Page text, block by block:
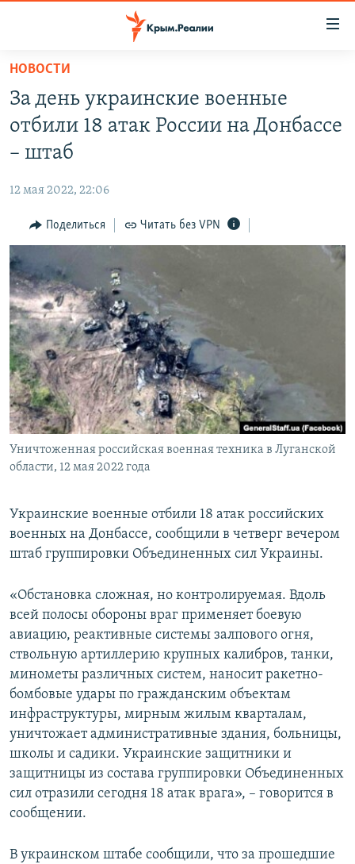
Вернуться
основному
содержанию
главной
Вернутся
поиску
СПЕЦПРОЕКТЫ
ГРУЗ 200
11 ЛЕТ ОККУПАЦИИ КРЫМА. 11 ИСТОРИЙ СОПРОТИВЛЕНИЯ
ЕЩЕ
ИНТЕРАКТИВ
ТЕЛЕПРОЕКТ КРЫМ.РЕАЛИИ
СОВЕТЫ ПРАВОЗАЩИТНИКОВ
ПРОПАВШИЕ БЕЗ ВЕСТИ
ПОБЕДИТЕЛЕЙ НЕ СУДЯТ?
КРЫМ.НЕПОКОРЕННЫЙ
ELIFBE
УКРАИНСКАЯ ПРОБЛЕМА КРЫМА
РАДІО СВОБОДА
КАК ОБОЙТИ БЛОКИРОВКУ
Українською
Qırımtatar
ПРИСОЕДИНЯЙТЕСЬ!
Все сайты RFE/RL
НОВОСТИ
За день украинские военные
отбили 18 атак России на Донбассе
– штаб
12 мая 2022, 22:06
Поделиться Читать без VPN
Уничтоженная российская военная техника в Луганской
области, 12 мая 2022 года
Украинские военные отбили 18 атак российских
военных на Донбассе, сообщили в четверг вечером
штаб группировки Объединенных сил Украины.
«Обстановка сложная, но контролируемая. Вдоль
всей полосы обороны враг применяет боевую
авиацию, реактивные системы залпового огня,
ствольную артиллерию крупных калибров, танки,
минометы различных систем, наносит ракетно-
бомбовые удары по гражданским объектам
инфраструктуры, мирным жилым кварталам,
уничтожает административные здания, больницы,
школы и садики. Украинские защитники и
защитницы из состава группировки Объединенных
сил отразили сегодня 18 атак врага», – говорится в
сообщении.
В украинском штабе сообщили, что за прошедшие